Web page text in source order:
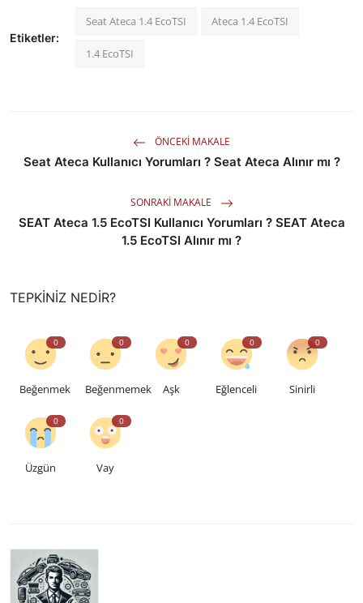
Etiketler:
Seat Ateca 1.4 EcoTSI Ateca 1.4 EcoTSI
1.4 EcoTSI
ÖNCEKI MAKALE
Seat Ateca Kullanıcı Yorumları ? Seat Ateca Alınır mı ?
SONRAKI MAKALE
SEAT Ateca 1.5 EcoTSI Kullanıcı Yorumları ? SEAT Ateca
1.5 EcoTSI Alınır mı ?
TEPKINIZ NEDIR?
0
Beğenmek
0
Beğenmemek
0
Aşk
0
Eğlenceli
0
Sinirli
0
Üzgün
0
Vay